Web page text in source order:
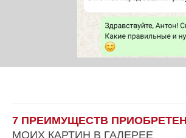
7 ПРЕИМУЩЕСТВ
МОИХ КАРТИН В ГАЛЕРЕЕ